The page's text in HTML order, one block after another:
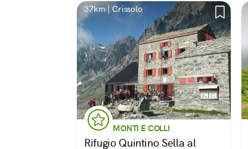
accovacciata».
37km | Crissolo
MONTI E COLLI
Rifugio Quintino Sella al